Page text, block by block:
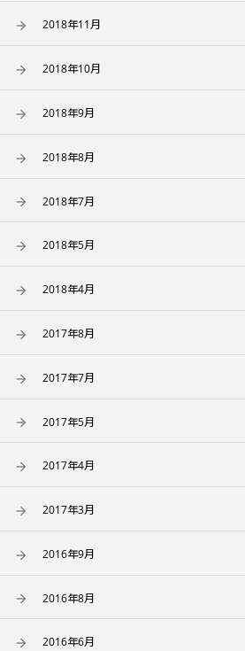
2018年11月
2018年10月
2018年9月
2018年8月
2018年7月
2018年5月
2018年4月
2017年8月
2017年7月
2017年5月
2017年4月
2017年3月
2016年9月
2016年8月
2016年6月